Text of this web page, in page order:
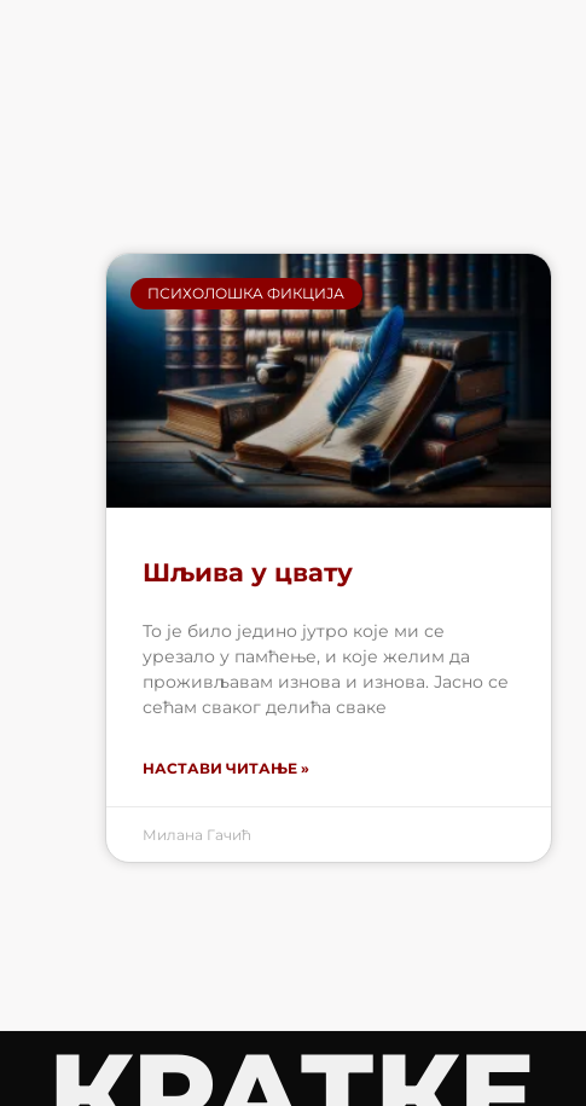
ПСИХОЛОШКA ФИКЦИЈА
Шљива у цвату
То је било једино јутро које ми се
урезало у памћење, и које желим да
проживљавам изнова и изнова. Јасно се
сећам сваког делића сваке
НАСТАВИ ЧИТАЊЕ »
Милана Гачић